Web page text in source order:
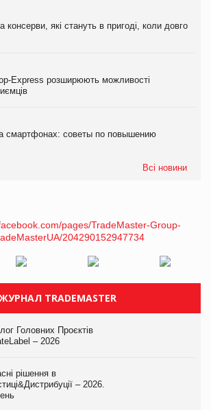
консерви, які стануть в пригоді, коли довго
Express розширюють можливості
смартфонах: советы по повышению
Всі новини
TRADEMASTER
Головних Проєктів
– 2026
рішення в
– 2026.